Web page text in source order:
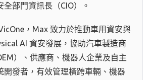
全部門資訊長（CIO）。
，Max 致力於推動車用資安與
AI 資安發展，協助汽車製造商
）、供應商、機器人企業及自主
開發者，有效管理橫跨車輛、機器